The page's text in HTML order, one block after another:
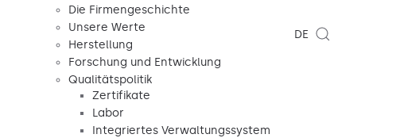
Die Firmengeschichte
Unsere Werte
Herstellung
Forschung und Entwicklung
Qualitätspolitik
Zertifikate
Labor
Integriertes Verwaltungssystem
DE